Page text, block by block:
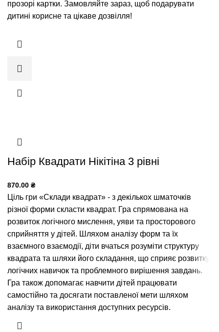
прозорі картки. Замовляйте зараз, щоб подарувати
дитині корисне та цікаве дозвілля!
Набір Квадрати Нікітіна 3 рівні
870.00 ₴
Ціль гри «Склади квадрат» - з декількох шматочків
різної форми скласти квадрат. Гра спрямована на
розвиток логічного мислення, уяви та просторового
сприйняття у дітей. Шляхом аналізу форм та їх
взаємного взаємодії, діти вчаться розуміти структуру
квадрата та шляхи його складання, що сприяє розвитку
логічних навичок та проблемного вирішення завдань.
Гра також допомагає навчити дітей працювати
самостійно та досягати поставленої мети шляхом
аналізу та використання доступних ресурсів.